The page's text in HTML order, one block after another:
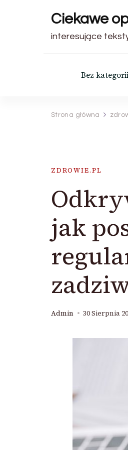
Ciekawe
interesujące
Bez kategorii
Strona główna
ZDROWIE.PL
jak
Admin 30 Sierpnia